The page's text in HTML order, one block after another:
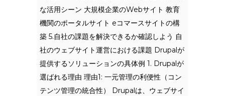
な活用シーン 大規模企業のWebサイト 教育
機関のポータルサイト eコマースサイトの構
築 5.自社の課題を解決できるか確認しよう 自
社のウェブサイト運営における課題 Drupalが
提供するソリューションの具体例 1. Drupalが
選ばれる理由 理由1: 一元管理の利便性（コン
テンツ管理の統合性） Drupalは、ウェブサイ